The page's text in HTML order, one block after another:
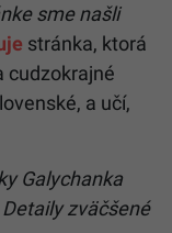
sme našli
stránka, ktorá
cudzokrajné
a učí,
Galychanka
zväčšené